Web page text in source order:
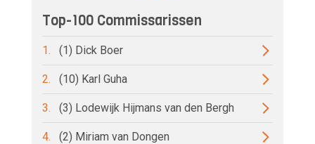
Top-100 Commissarissen
1. (1) Dick Boer
2. (10) Karl Guha
3. (3) Lodewijk Hijmans van den Bergh
4. (2) Miriam van Dongen